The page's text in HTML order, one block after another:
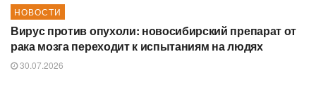
НОВОСТИ
Вирус против опухоли: новосибирский препарат от
рака мозга переходит к испытаниям на людях
30.07.2026